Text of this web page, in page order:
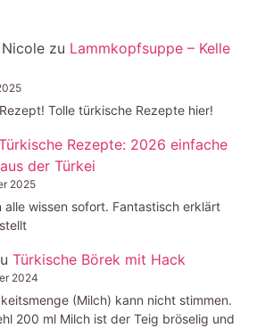
zu Lammkopfsuppe – Kelle
Tolle türkische Rezepte hier!
Rezepte: 2026 einfache
der Türkei
2025
alle wissen sofort. Fantastisch erklärt
Türkische Börek mit Hack
2024
(Milch) kann nicht stimmen.
200 ml Milch ist der Teig bröselig und